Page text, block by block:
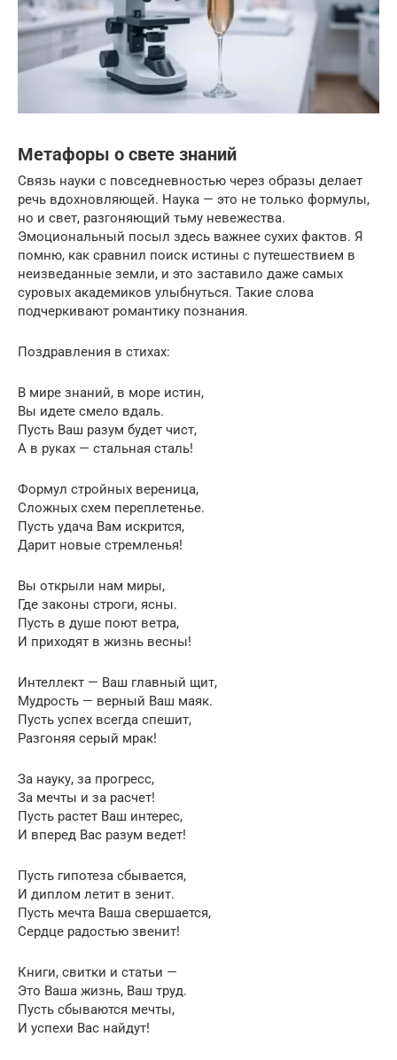
Метафоры о свете знаний
Связь науки с повседневностью через образы делает
речь вдохновляющей. Наука — это не только формулы,
но и свет, разгоняющий тьму невежества.
Эмоциональный посыл здесь важнее сухих фактов. Я
помню, как сравнил поиск истины с путешествием в
неизведанные земли, и это заставило даже самых
суровых академиков улыбнуться. Такие слова
подчеркивают романтику познания.
Поздравления в стихах:
В мире знаний, в море истин,
Вы идете смело вдаль.
Пусть Ваш разум будет чист,
А в руках — стальная сталь!
Формул стройных вереница,
Сложных схем переплетенье.
Пусть удача Вам искрится,
Дарит новые стремленья!
Вы открыли нам миры,
Где законы строги, ясны.
Пусть в душе поют ветра,
И приходят в жизнь весны!
Интеллект — Ваш главный щит,
Мудрость — верный Ваш маяк.
Пусть успех всегда спешит,
Разгоняя серый мрак!
За науку, за прогресс,
За мечты и за расчет!
Пусть растет Ваш интерес,
И вперед Вас разум ведет!
Пусть гипотеза сбывается,
И диплом летит в зенит.
Пусть мечта Ваша свершается,
Сердце радостью звенит!
Книги, свитки и статьи —
Это Ваша жизнь, Ваш труд.
Пусть сбываются мечты,
И успехи Вас найдут!